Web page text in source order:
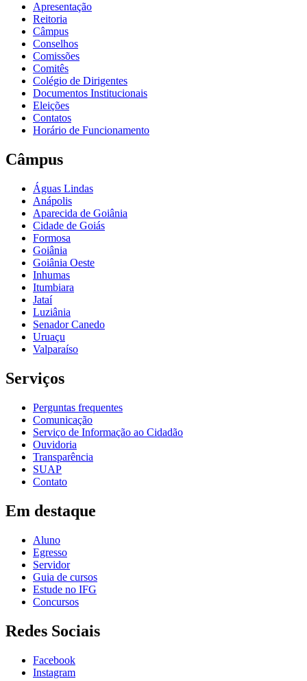
Apresentação
Reitoria
Câmpus
Conselhos
Comissões
Comitês
Colégio de Dirigentes
Documentos Institucionais
Eleições
Contatos
Horário de Funcionamento
Câmpus
Águas Lindas
Anápolis
Aparecida de Goiânia
Cidade de Goiás
Formosa
Goiânia
Goiânia Oeste
Inhumas
Itumbiara
Jataí
Luziânia
Senador Canedo
Uruaçu
Valparaíso
Serviços
Perguntas frequentes
Comunicação
Serviço de Informação ao Cidadão
Ouvidoria
Transparência
SUAP
Contato
Em destaque
Aluno
Egresso
Servidor
Guia de cursos
Estude no IFG
Concursos
Redes Sociais
Facebook
Instagram